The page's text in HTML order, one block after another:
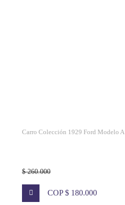
Carro Colección 1929 Ford Modelo A
$ 260.000
COP $ 180.000